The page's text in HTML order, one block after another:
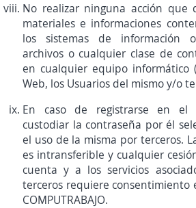
No realizar ninguna acción que
materiales e informaciones
los sistemas de información
archivos o cualquier clase de
en cualquier equipo informático
Web, los Usuarios del mismo y/o
En caso de registrarse en el
custodiar la contraseña por él
el uso de la misma por terceros.
es intransferible y cualquier
cuenta y a los servicios
terceros requiere consentimiento
COMPUTRABAJO.